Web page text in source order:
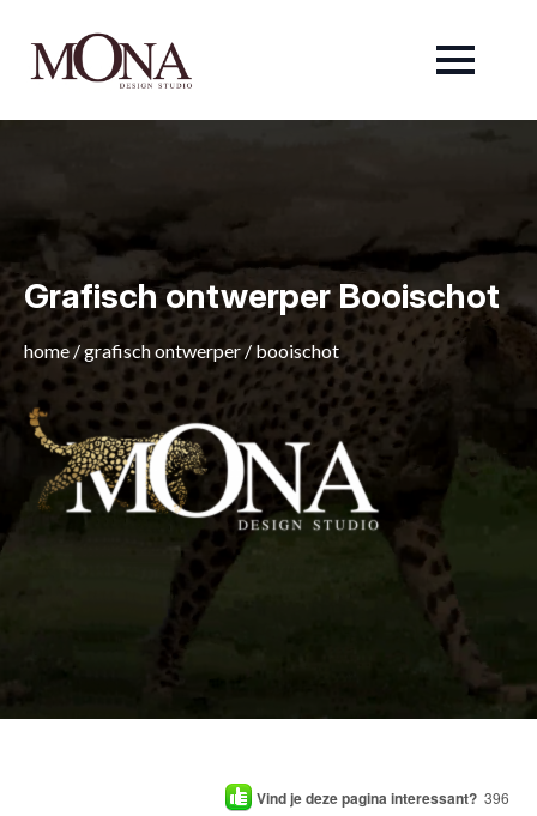
Grafisch ontwerper Booischot
home/grafisch ontwerper/booischot
Vind je deze pagina interessant? 396